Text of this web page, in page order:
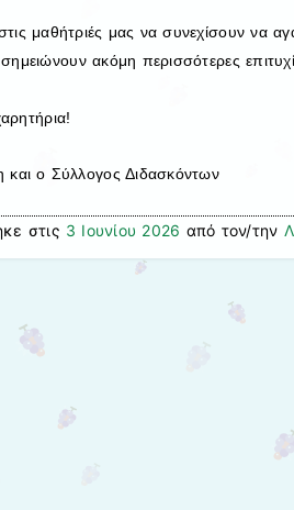
μαθήτριές μας να συνεχίσουν να
ακόμη περισσότερες
και ο Σύλλογος Διδασκόντων
στις 3 Ιουνίου 2026 από τον/την